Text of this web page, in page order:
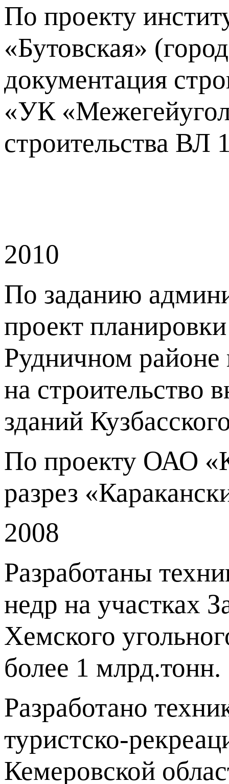
По проекту
«Бутовская»
документация
«УК
строительства
2010
По заданию
проект
Рудничном районе
на строительство
зданий
По проекту ОАО
разрез
2008
Разработаны
недр на участках
Хемского
более 1 млрд.тонн.
Разработано
туристско-
Кемеровской